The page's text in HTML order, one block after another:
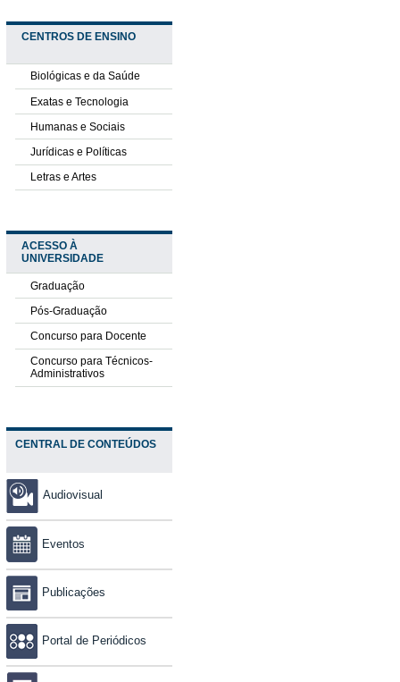
CENTROS DE ENSINO
Biológicas e da Saúde
Exatas e Tecnologia
Humanas e Sociais
Jurídicas e Políticas
Letras e Artes
ACESSO À
UNIVERSIDADE
Graduação
Pós-Graduação
Concurso para Docente
Concurso para Técnicos-
Administrativos
CENTRAL DE CONTEÚDOS
Audiovisual
Eventos
Publicações
Portal de Periódicos